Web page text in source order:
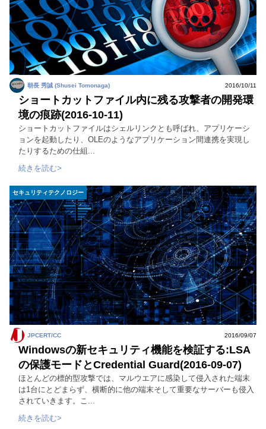
朝長 秀誠 (Shusei Tomonaga) 2016/10/11
ショートカットファイル内に残る攻撃者の開発環
境の痕跡(2016-10-11)
ショートカットファイルはシェルリンクとも呼ばれ、アプリケーシ
ョンを起動したり、OLEのようなアプリケーション間連携を実現し
たりするための仕組...
続きを読む>
セキュリティテクノロジー
JPCERT/CC 2016/09/07
Windowsの新セキュリティ機能を検証する:LSA
の保護モードとCredential Guard(2016-09-07)
ほとんどの標的型攻撃では、マルウエアに感染して侵入された端末
は1台にとどまらず、横断的に他の端末そして重要なサーバーも侵入
されていきます。こ...
続きを読む>